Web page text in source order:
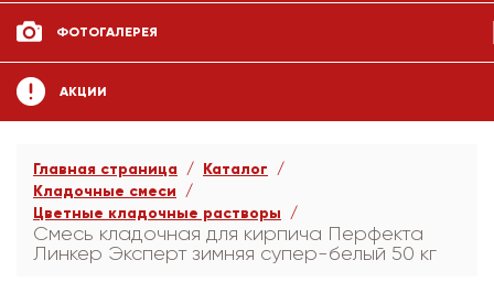
ФОТОГАЛЕРЕЯ
АКЦИИ
Главная страница
Каталог
Кладочные смеси
Цветные кладочные растворы
Смесь кладочная для кирпича Перфекта
Линкер Эксперт зимняя супер-белый 50 кг